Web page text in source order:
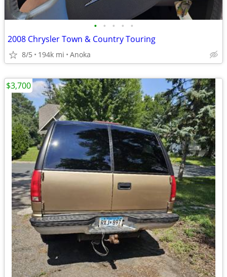
• • • • •
2008 Chrysler Town & Country Touring
8/5 194k mi Anoka
$3,700